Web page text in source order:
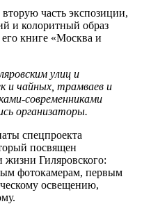
часть экспозиции,
и колоритный образ
книге «Москва и
улиц и
и чайных, трамваев и
современниками
организаторы.
спецпроекта
посвящен
Гиляровского:
фотокамерам, первым
освещению,